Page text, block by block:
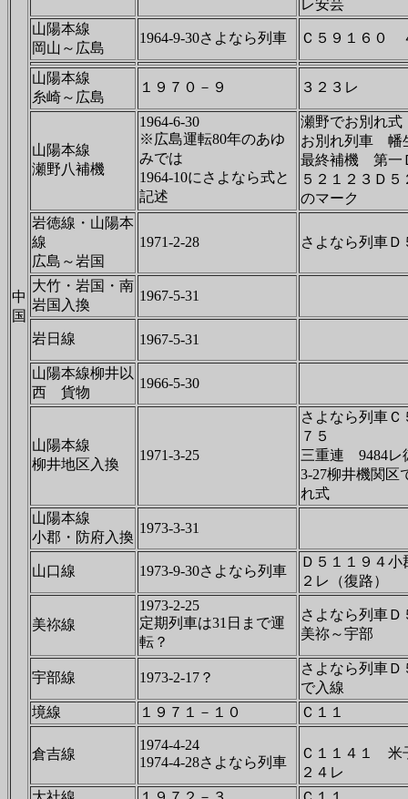
中
国
レ安芸
山陽本線
岡山～広島
1964-9-30さよなら列車 Ｃ５９１６０
山陽本線
糸崎～広島
１９７０－９ ３２３レ
山陽本線
瀬野八補機
1964-6-30
※広島運転80年のあゆ
みでは
1964-10にさよなら式と
記述
瀬野でお別れ式
お別れ列車 幡
最終補機 第一
５２１２３Ｄ
のマーク
岩徳線・山陽本
線
広島～岩国
1971-2-28 さよなら列車Ｄ
大竹・岩国・南
岩国入換
1967-5-31
岩日線 1967-5-31
山陽本線柳井以
西 貨物
1966-5-30
山陽本線
柳井地区入換
1971-3-25
さよなら列車
７５
三重連 9484レ
3-27柳井機関区
れ式
山陽本線
小郡・防府入換
1973-3-31
山口線 1973-9-30さよなら列車
Ｄ５１１９４
２レ（復路）
美祢線
1973-2-25
定期列車は31日まで運
転？
さよなら列車Ｄ
美祢～宇部
宇部線 1973-2-17？
さよなら列車
で入線
境線
１９７１－１０ Ｃ１１
倉吉線
1974-4-24
1974-4-28さよなら列車
Ｃ１１４１ 米
２４レ